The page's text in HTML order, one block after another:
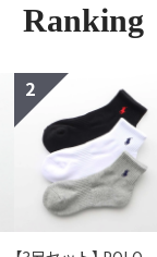
Ranking